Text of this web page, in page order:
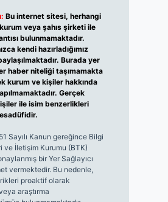
Bu internet sitesi, herhangi
veya şahıs şirketi ile
bulunmamaktadır.
kendi hazırladığımız
Burada yer
haber niteliği taşımamakta
kurum ve kişiler hakkında
Gerçek
ile isim benzerlikleri
Sayılı Kanun gereğince Bilgi
ve İletişim Kurumu (BTK)
bir Yer Sağlayıcı
vermektedir. Bu nedenle,
proaktif olarak
araştırma